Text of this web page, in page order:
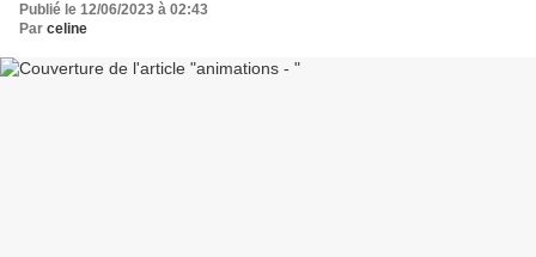
Publié le 12/06/2023 à 02:43
Par celine